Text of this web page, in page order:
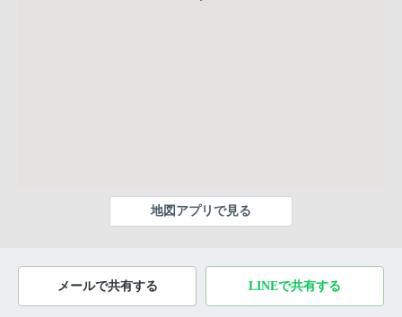
地図アプリで見る
メールで共有する LINEで共有する